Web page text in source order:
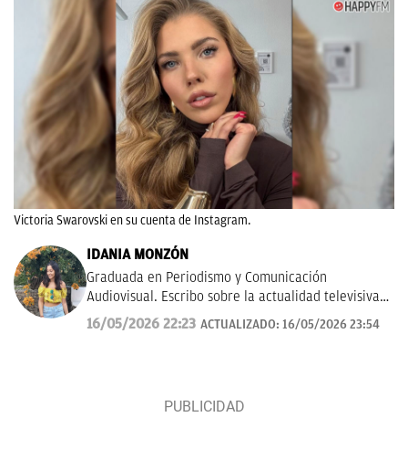
Victoria Swarovski en su cuenta de Instagram.
IDANIA MONZÓN
Graduada en Periodismo y Comunicación
Audiovisual. Escribo sobre la actualidad televisiva y
musical. Además, me gusta investigar y hablar
sobre todo lo relacionado con las ficciones del
16/05/2026 22:23 ACTUALIZADO: 16/05/2026 23:54